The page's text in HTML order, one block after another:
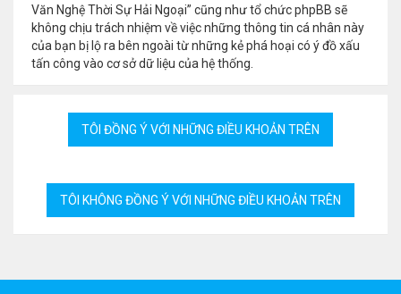
Văn Nghệ Thời Sự Hải Ngoại” cũng như tổ chức phpBB sẽ
không chịu trách nhiệm về việc những thông tin cá nhân này
của bạn bị lộ ra bên ngoài từ những kẻ phá hoại có ý đồ xấu
tấn công vào cơ sở dữ liệu của hệ thống.